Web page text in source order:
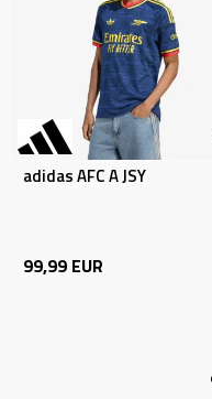
adidas AFC A JSY
99,99 EUR